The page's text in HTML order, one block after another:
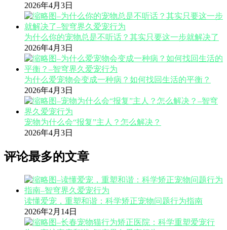
2026年4月3日
为什么你的宠物总是不听话？其实只要这一步就解决了
2026年4月3日
为什么爱宠物会变成一种病？如何找回生活的平衡？
2026年4月3日
宠物为什么会“报复”主人？怎么解决？
2026年4月3日
评论最多的文章
读懂爱宠，重塑和谐：科学矫正宠物问题行为指南
2026年2月14日